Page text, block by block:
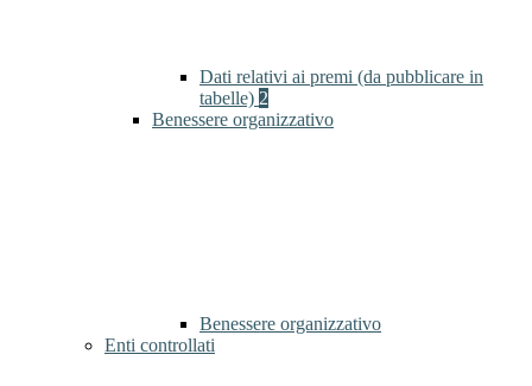
Dati relativi ai premi (da pubblicare in
tabelle) 2
Benessere organizzativo
Benessere organizzativo
Enti controllati